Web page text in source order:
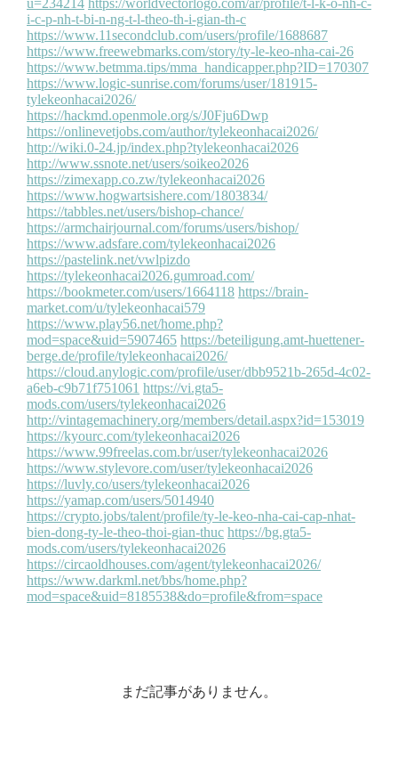
まだ記事がありません。